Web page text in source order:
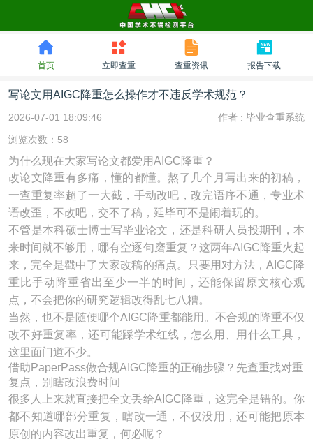
首页 立即查重 查重资讯 报告下载
写论文用AIGC降重怎么操作才不违反学术规范？
2026-07-01 18:09:46 作者 : 毕业查重系统
浏览次数：58
为什么现在大家写论文都爱用AIGC降重？
改论文降重有多痛，懂的都懂。熬了几个月写出来的初稿，
一查重复率超了一大截，手动改吧，改完语序不通，专业术
语改歪，不改吧，交不了稿，延毕可不是闹着玩的。
不管是本科硕士博士写毕业论文，还是科研人员投期刊，本
来时间就不够用，哪有空逐句磨重复？这两年AIGC降重火起
来，完全是戳中了大家改稿的痛点。只要用对方法，AIGC降
重比手动降重省出至少一半的时间，还能保留原文核心观
点，不会把你的研究逻辑改得乱七八糟。
当然，也不是随便哪个AIGC降重都能用。不合规的降重不仅
改不好重复率，还可能踩学术红线，怎么用、用什么工具，
这里面门道不少。
借助PaperPass做合规AIGC降重的正确步骤？先查重找对重
复点，别瞎改浪费时间
很多人上来就直接把全文丢给AIGC降重，这完全是错的。你
都不知道哪部分重复，瞎改一通，不仅没用，还可能把原本
原创的内容改出重复，何必呢？